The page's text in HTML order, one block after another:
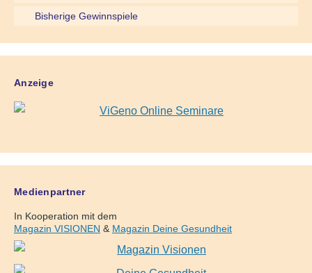
Bisherige Gewinnspiele
Anzeige
Medienpartner
In Kooperation mit dem
Magazin VISIONEN & Magazin Deine Gesundheit